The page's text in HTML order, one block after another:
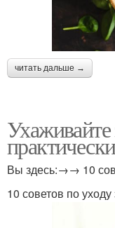
читать дальше →
Ухаживайте
Вы здесь:→→ 10
10 советов по уходу